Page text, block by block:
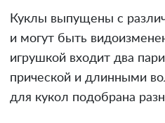
Куклы выпущены с
и могут быть
игрушкой входит два
прической и длинными
для кукол подобрана